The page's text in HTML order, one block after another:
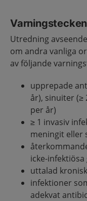
Utredning
om andra vanliga
av följande
upprepade
år), sinuiter (≥
per år)
≥ 1 invasiv
meningit eller
icke-
uttalad
infektioner
adekvat